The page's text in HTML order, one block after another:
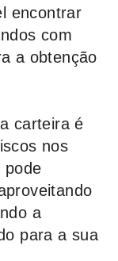
encontrar
com
a obtenção
carteira é
nos
pode
a
para a sua